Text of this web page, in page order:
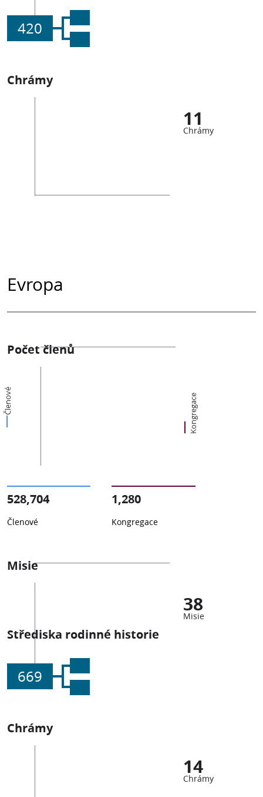
420
Chrámy
11
Chrámy
Evropa
Počet členů
Členové Kongregace
528,704
Členové
1,280
Kongregace
Misie
38
Misie
Střediska rodinné historie
669
Chrámy
14
Chrámy